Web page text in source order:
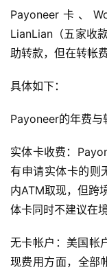
科
社
营
跨
境
导
航
Payoneer卡、
LianLian（五家收
助转款，但在转帐
具体如下：
Payoneer的年费与
实体卡收费：
有申请实体卡的则
内ATM取现，但跨
体卡同时不建议在
无卡帐户：美国帐
现费用方面，全部